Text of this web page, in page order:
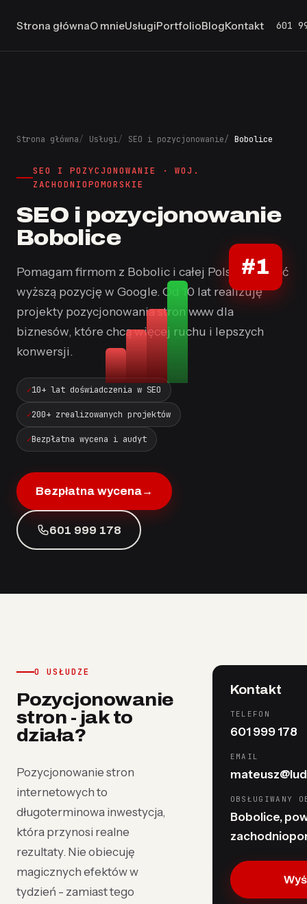
Strona głównaO mnieUsługiPortfolioBlogKontakt 601
#1
Strona główna Usługi SEO i pozycjonowanie Bobolice
SEO I POZYCJONOWANIE · WOJ.
ZACHODNIOPOMORSKIE
SEO i pozycjonowanie
Bobolice
Pomagam firmom z Bobolic i całej Polski uzyskać
wyższą pozycję w Google. Od 10 lat realizuję
projekty pozycjonowania stron www dla
biznesów, które chcą więcej ruchu i lepszych
konwersji.
10+ lat doświadczenia w SEO
200+ zrealizowanych projektów
Bezpłatna wycena i audyt
Bezpłatna wycena→
601 999 178
O USŁUDZE
Pozycjonowanie
stron - jak to
działa?
Pozycjonowanie stron
internetowych to
długoterminowa inwestycja,
która przynosi realne
rezultaty. Nie obiecuję
magicznych efektów w
tydzień - zamiast tego
Kontakt
TELEFON
601 999 178
EMAIL
OBSŁUGIWANY
Bobolice,